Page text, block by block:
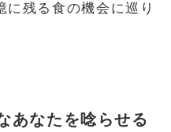
残る食の機会に巡り
あなたを唸らせる